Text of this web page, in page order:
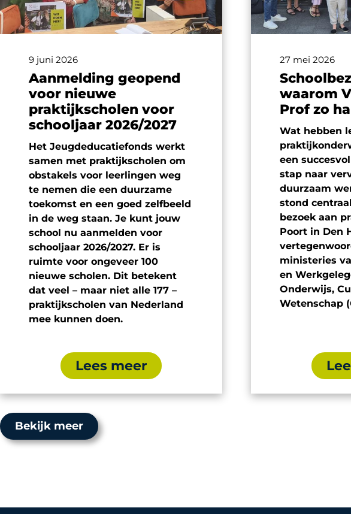
9 juni 2026
Aanmelding geopend
voor nieuwe
praktijkscholen voor
schooljaar 2026/2027
Het Jeugdeducatiefonds werkt
samen met praktijkscholen om
obstakels voor leerlingen weg
te nemen die een duurzame
toekomst en een goed zelfbeeld
in de weg staan. Je kunt jouw
school nu aanmelden voor
schooljaar 2026/2027. Er is
ruimte voor ongeveer 100
nieuwe scholen. Dit betekent
dat veel – maar niet alle 177 –
praktijkscholen van Nederland
mee kunnen doen.
Lees meer
27 mei 2026
waarom
Prof zo
Wat hebben
een
stap naar
duurzaam
stond
bezoek aan
Poort in Den
ministeries
en
Onderwijs,
Wetenschap
Bekijk meer